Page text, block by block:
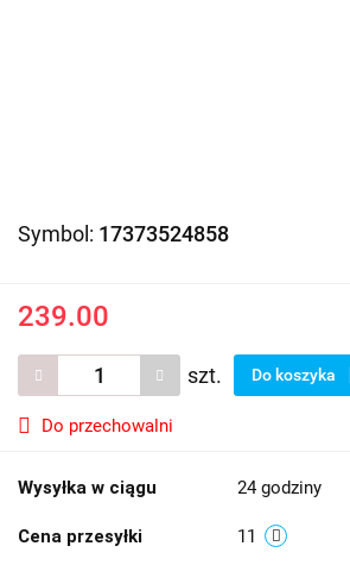
Symbol: 17373524858
239.00
szt. Do koszyka
Do przechowalni
Wysyłka w ciągu 24 godziny
Cena przesyłki 11